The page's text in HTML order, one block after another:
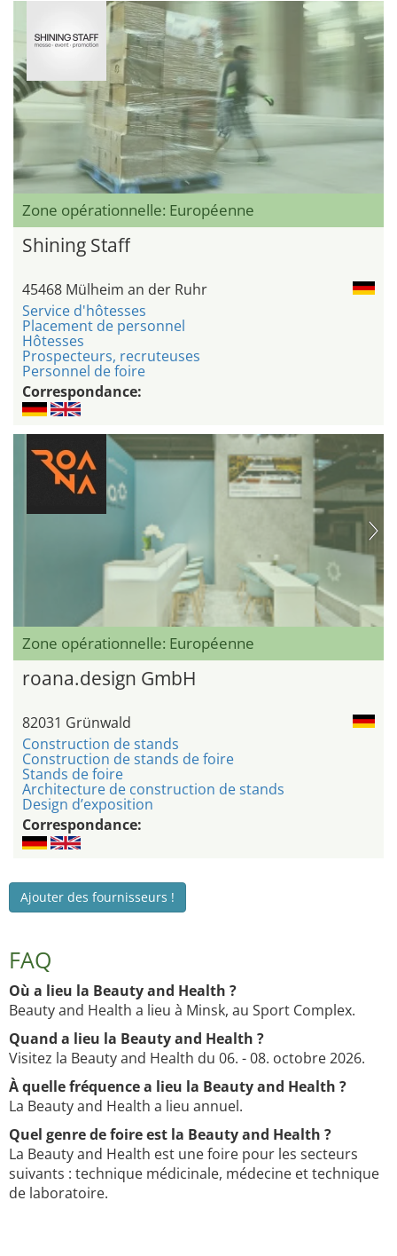
Zone opérationnelle: Européenne
Shining Staff
45468 Mülheim an der Ruhr
Service d'hôtesses
Placement de personnel
Hôtesses
Prospecteurs, recruteuses
Personnel de foire
Correspondance:
Zone opérationnelle: Européenne
roana.design GmbH
82031 Grünwald
Construction de stands
Construction de stands de foire
Stands de foire
Architecture de construction de stands
Design d’exposition
Correspondance:
Ajouter des fournisseurs !
FAQ
Où a lieu la Beauty and Health ?
Beauty and Health a lieu à Minsk, au Sport Complex.
Quand a lieu la Beauty and Health ?
Visitez la Beauty and Health du 06. - 08. octobre 2026.
À quelle fréquence a lieu la Beauty and Health ?
La Beauty and Health a lieu annuel.
Quel genre de foire est la Beauty and Health ?
La Beauty and Health est une foire pour les secteurs
suivants : technique médicinale, médecine et technique
de laboratoire.